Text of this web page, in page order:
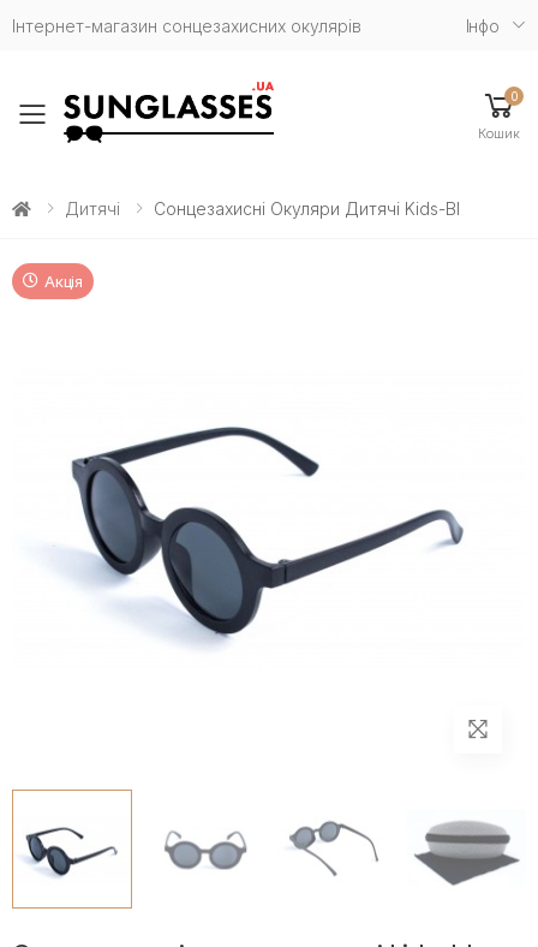
Інтернет-магазин сонцезахисних окулярів Iнфо
Toggle mobile menu
0
Кошик
Дитячі Сонцезахисні Окуляри Дитячі Kids-Bl
Акція